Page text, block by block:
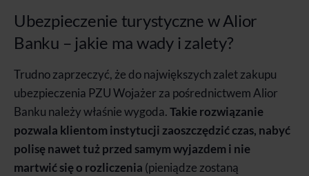
Ubezpieczenie turystyczne w Alior
Banku – jakie ma wady i zalety?
Trudno zaprzeczyć, że do największych zalet zakupu
ubezpieczenia PZU Wojażer za pośrednictwem Alior
Banku należy właśnie wygoda.Takie rozwiązanie
pozwala klientom instytucji zaoszczędzić czas, nabyć
polisę nawet tuż przed samym wyjazdem i nie
martwić się o rozliczenia (pieniądze zostaną